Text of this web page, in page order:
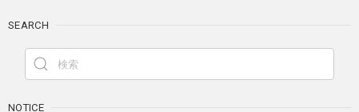
SEARCH
NOTICE